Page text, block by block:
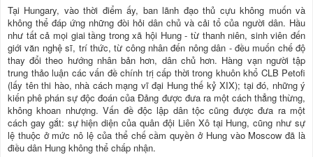
Tại Hungary, vào thời điểm ấy, ban lãnh đạo thủ cựu không muốn và
không thể đáp ứng những đòi hỏi dân chủ và cải tổ của người dân. Hầu
như tất cả mọi giai tầng trong xã hội Hung - từ thanh niên, sinh viên đến
giới văn nghệ sĩ, trí thức, từ công nhân đến nông dân - đều muốn chế độ
thay đổi theo hướng nhân bản hơn, dân chủ hơn. Hàng vạn người tập
trung thảo luận các vấn đề chính trị cấp thời trong khuôn khổ CLB Petofi
(lấy tên thi hào, nhà cách mạng vĩ đại Hung thế kỷ XIX); tại đó, những ý
kiến phê phán sự độc đoán của Đảng được đưa ra một cách thẳng thừng,
không khoan nhượng. Vấn đề độc lập dân tộc cũng được đưa ra một
cách gay gắt: sự hiện diện của quân đội Liên Xô tại Hung, cũng như sự
lệ thuộc ở mức nô lệ của thể chế cầm quyền ở Hung vào Moscow đã là
điều dân Hung không thể chấp nhận.